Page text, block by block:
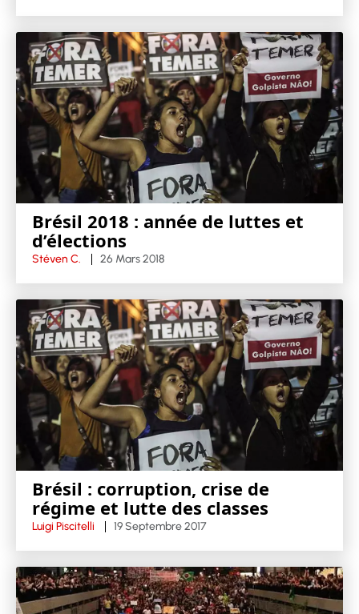
Brésil 2018 : année de luttes et
d’élections
Stéven C. 26 Mars 2018
Brésil : corruption, crise de
régime et lutte des classes
Luigi Piscitelli 19 Septembre 2017